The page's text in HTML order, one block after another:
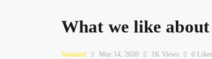
What we like
Standard May 14, 2020 1K Views 0 Likes